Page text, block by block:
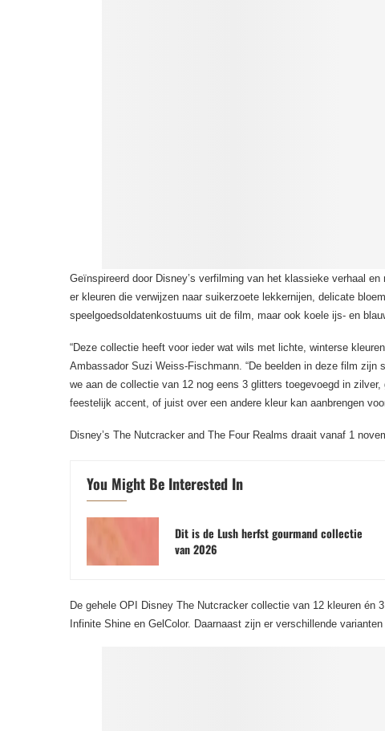
Geïnspireerd door Disney’s verfilming van het klassieke verhaal
er kleuren die verwijzen naar suikerzoete lekkernijen, delicate
speelgoedsoldatenkostuums uit de film, maar ook koele ijs- en
“Deze collectie heeft voor ieder wat wils met lichte, winterse
Ambassador Suzi Weiss-Fischmann. “De beelden in deze film
we aan de collectie van 12 nog eens 3 glitters toegevoegd in
feestelijk accent, of juist over een andere kleur kan aanbrengen
Disney’s The Nutcracker and The Four Realms draait vanaf 1
You Might Be Interested In
Dit is de Lush herfst gourmand collectie
van 2026
De gehele OPI Disney The Nutcracker collectie van 12 kleuren
Infinite Shine en GelColor. Daarnaast zijn er verschillende